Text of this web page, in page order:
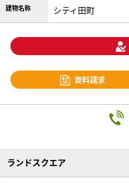
建物名称 シティ田町
資料請求
ランドスクエア